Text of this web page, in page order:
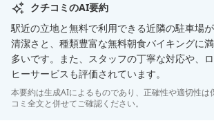
クチコミのAI要約
駅近の立地と無料で利用できる近隣の駐車場
清潔さと、種類豊富な無料朝食バイキングに
多いです。また、スタッフの丁寧な対応や、
ヒーサービスも評価されています。
本要約は生成AIによるものであり、正確性や適切性は
コミ全文と併せてご確認ください。